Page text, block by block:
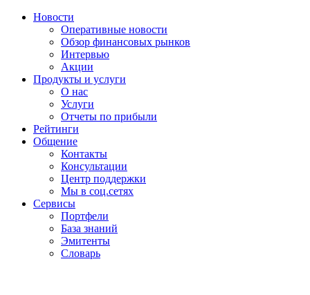
Новости
Оперативные новости
Обзор финансовых рынков
Интервью
Акции
Продукты и услуги
О нас
Услуги
Отчеты по прибыли
Рейтинги
Общение
Контакты
Консультации
Центр поддержки
Мы в соц.сетях
Сервисы
Портфели
База знаний
Эмитенты
Словарь